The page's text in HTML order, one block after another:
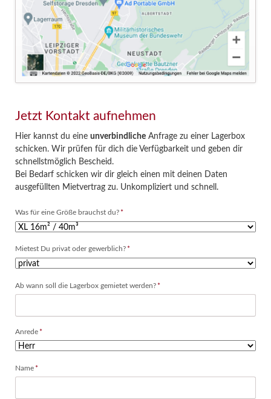
Jetzt Kontakt aufnehmen
Hier kannst du eine unverbindlicheAnfrage zu einer Lagerbox
schicken. Wir prüfen für dich die Verfügbarkeit und geben dir
schnellstmöglich Bescheid.
Bei Bedarf schicken wir dir gleich einen mit deinen Daten
ausgefüllten Mietvertrag zu. Unkompliziert und schnell.
Pflichtfeld
Was für eine Größe brauchst du? *
Pflichtfeld
Mietest Du privat oder gewerblich? *
Pflichtfeld
Ab wann soll die Lagerbox gemietet werden? *
Pflichtfeld
Anrede *
Pflichtfeld
Name *